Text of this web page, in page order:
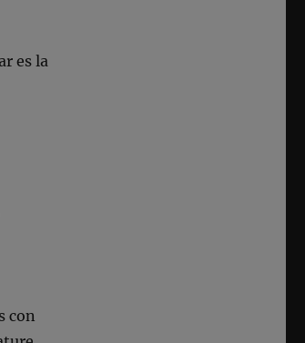
es la
con